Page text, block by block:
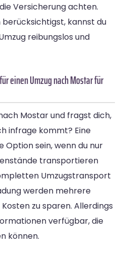
Versicherung achten.
berücksichtigst, kannst du
reibungslos und
einen Umzug nach Mostar für
Mostar und fragst dich,
infrage kommt? Eine
Option sein, wenn du nur
transportieren
Umzugstransport
werden mehrere
zu sparen. Allerdings
verfügbar, die
können.